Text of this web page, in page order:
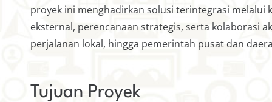
proyek ini menghadirkan solusi terintegrasi melalui
eksternal, perencanaan strategis, serta kolaborasi
perjalanan lokal, hingga pemerintah pusat dan
Tujuan Proyek